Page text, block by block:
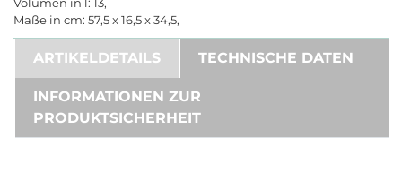
Maße in cm: 57,5 x 16,5 x 34,5,
ARTIKELDETAILS TECHNISCHE DATEN
INFORMATIONEN ZUR
PRODUKTSICHERHEIT